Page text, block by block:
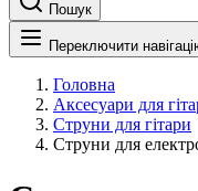
Пошук
Переключити
Головна
Аксесуари для
Струни для гітари
Струни для